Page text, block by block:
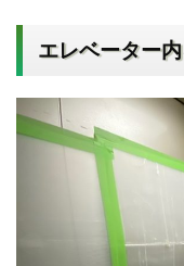
エレベーター